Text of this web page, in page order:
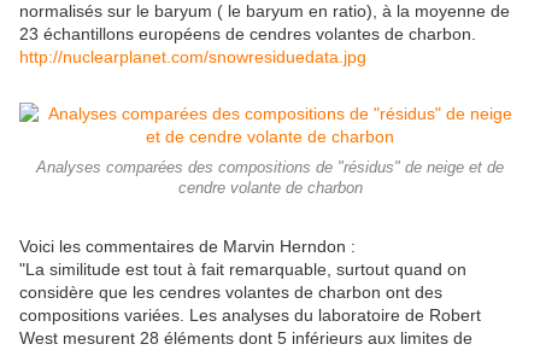
normalisés sur le baryum ( le baryum en ratio), à la moyenne de
23 échantillons européens de cendres volantes de charbon.
http://nuclearplanet.com/snowresiduedata.jpg
Analyses comparées des compositions de "résidus" de neige et de
cendre volante de charbon
Voici les commentaires de Marvin Herndon :
"La similitude est tout à fait remarquable, surtout quand on
considère que les cendres volantes de charbon ont des
compositions variées. Les analyses du laboratoire de Robert
West mesurent 28 éléments dont 5 inférieurs aux limites de